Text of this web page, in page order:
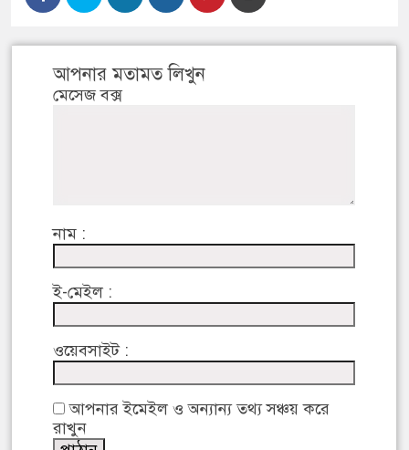
আপনার মতামত লিখুন
মেসেজ বক্স
নাম :
ই-মেইল :
ওয়েবসাইট :
আপনার ইমেইল ও অন্যান্য তথ্য সঞ্চয় করে
রাখুন